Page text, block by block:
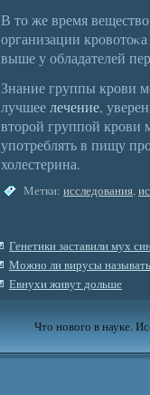
В то же время
организации
выше у обладателей
Знание группы крови
лучшеелечение,
второй группой крови
употреблять в пищу
холестерина.
Метки: исследования,
Генетики заставили мух
Можно ли вирусы
Евнухи живут дольше
Что нового в науке.